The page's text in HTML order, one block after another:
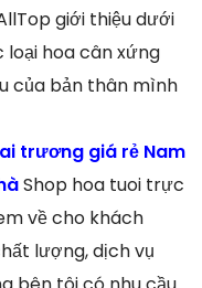
giới thiệu dưới
hoa cân xứng
của bản thân mình
trương giá rẻ Nam
Shop hoa tuoi trực
về cho khách
lượng, dịch vụ